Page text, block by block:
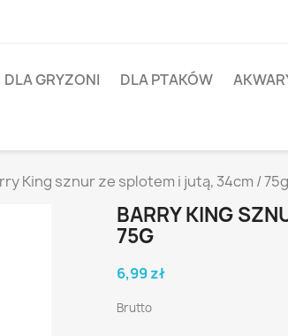
DLA GRYZONI DLA PTAKÓW
King sznur ze splotem i jutą, 34cm / 75g
BARRY KING
75G
6,99 zł
Brutto